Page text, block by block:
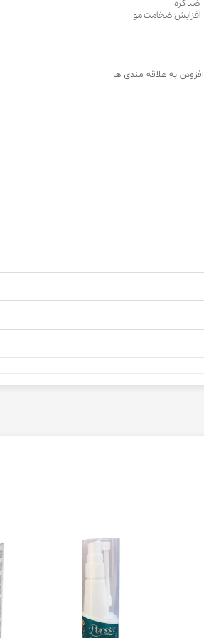
ضد گره
افزایش ضخامت مو
افزودن به علاقه مندی ها